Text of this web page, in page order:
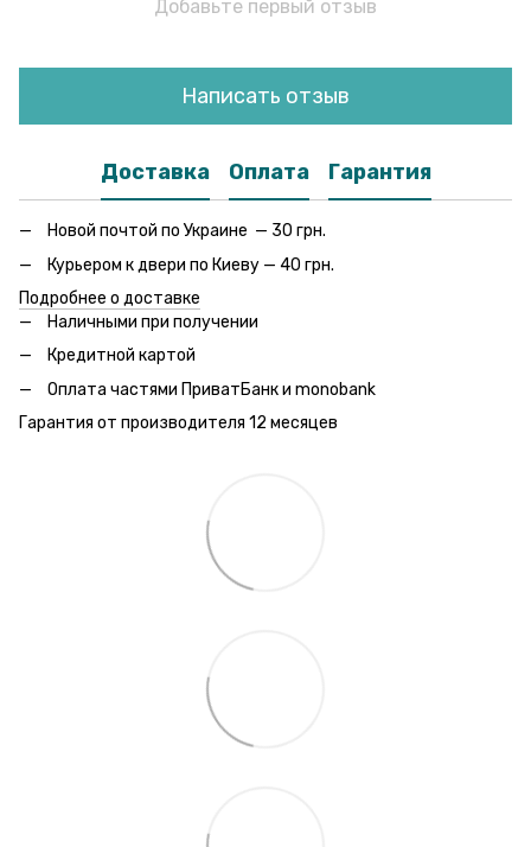
Добавьте первый отзыв
Написать отзыв
Доставка Оплата Гарантия
Новой почтой по Украине — 30 грн.
Курьером к двери по Киеву — 40 грн.
Подробнее о доставке
Наличными при получении
Кредитной картой
Оплата частями ПриватБанк и monobank
Гарантия от производителя 12 месяцев